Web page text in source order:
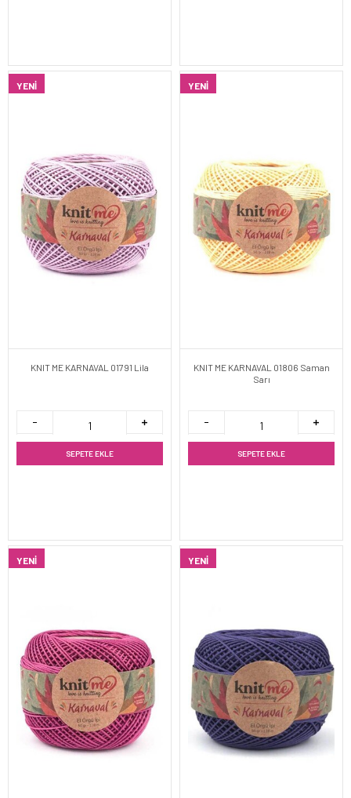
YENI
KNIT ME KARNAVAL 01791 Lila
SEPETE EKLE
YENI
KNIT ME KARNAVAL 01806 Saman
Sarı
SEPETE EKLE
YENI YENI